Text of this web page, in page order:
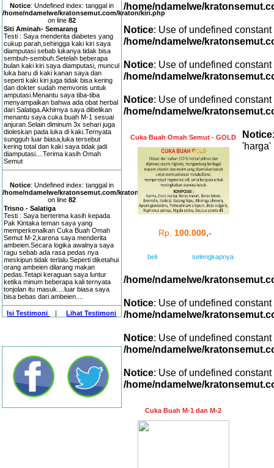
Notice: Undefined index: tanggal in
/home/ndamelwe/kratonsemut.com/kraton/kiri.php
on line 82
Siti Aminah- Semarang
Testi : Saya menderita diabetes yang
cukup parah,sehingga kaki kiri saya
diamputasi sebab lukanya tidak bisa
sembuh-sembuh.Setelah beberapa
bulan kaki kiri saya diamputasi, muncul
luka baru di kaki kanan saya dan
seperti kaki kiri juga tidak bisa kering
dan dokter sudah memvonis untuk
amputasi.Menantu saya tiba-tiba
menyampaikan bahwa ada obat herbal
dari Salatiga.Akhirnya saya dibelikan
menantu saya cuka buah M-1 sesuai
anjuran.Selain diminum 3x sehari juga
dioleskan pada luka di kaki.Ternyata
sungguh luar biasa,luka tersebut
kering total dan kaki saya tidak jadi
diamputasi....Terima kasih Omah
Semut
Notice: Undefined index: tanggal in
/home/ndamelwe/kratonsemut.com/kraton/kiri.php
on line 82
Trisno - Salatiga
Testi : Saya berterima kasih kepada
Pak Kintaka teman saya yang
memperkenalkan Cuka Buah Omah
Semut M-2,karena saya menderita
ambeien.Secara logika awalnya saya
ragu sebab ada rasa pedas nya
meskipun tidak terlalu.Seperti diketahui
orang ambeien dilarang makan
pedas.Tetapi keraguan saya luntur
ketika minum beberapa kali ternyata
tonjolan itu masuk....luar biasa saya
bisa bebas dari ambeien....
Isi Testimoni Lihat Testimoni
/home/ndamelwe/
Notice: Use of undefined
/home/ndamelwe/
Notice: Use of undefined
/home/ndamelwe/
Notice: Use of undefined
/home/ndamelwe/
Cuka Buah Omah Semut - GOLD
Rp. 100.000,-
beli selengkapnya
Notice
'harga'
/home/ndamelwe/
Notice: Use of undefined
/home/ndamelwe/
Notice: Use of undefined
/home/ndamelwe/
Notice: Use of undefined
/home/ndamelwe/
Cuka Buah M-1 dan M-2